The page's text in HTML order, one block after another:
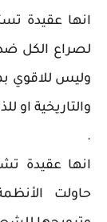
انها عقيدة
لصراع الكل
وليس للاقوي
والتاريخية او
.
انها عقيدة
حاولت